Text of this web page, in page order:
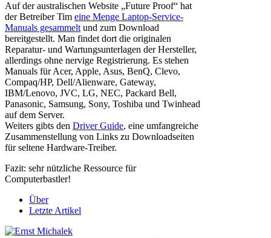
Auf der australischen Website „Future Proof“ hat
der Betreiber Tim eine Menge Laptop-Service-
Manuals gesammelt und zum Download
bereitgestellt. Man findet dort die originalen
Reparatur- und Wartungsunterlagen der Hersteller,
allerdings ohne nervige Registrierung. Es stehen
Manuals für Acer, Apple, Asus, BenQ, Clevo,
Compaq/HP, Dell/Alienware, Gateway,
IBM/Lenovo, JVC, LG, NEC, Packard Bell,
Panasonic, Samsung, Sony, Toshiba und Twinhead
auf dem Server.
Weiters gibts den Driver Guide, eine umfangreiche
Zusammenstellung von Links zu Downloadseiten
für seltene Hardware-Treiber.
Fazit: sehr nützliche Ressource für
Computerbastler!
Über
Letzte Artikel